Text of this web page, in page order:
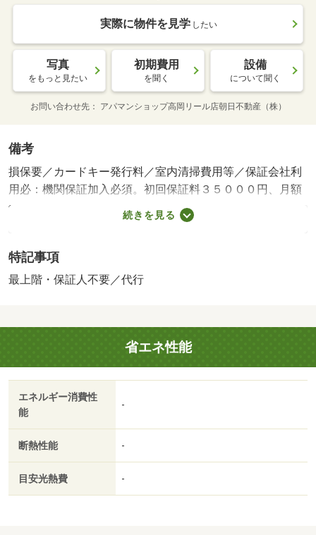
実際に物件を見学 したい
写真
をもっと見たい
初期費用
を聞く
設備
について聞く
お問い合わせ先 アパマンショップ高岡リール店朝日不動産（株）
備考
損保要／カードキー発行料／室内清掃費用等／保証会社利
用必：機関保証加入必須。初回保証料３５０００円、月額
保証料賃料等総額の１％＋８００円／月（その他商品あ
り）／［退去時費用 退去費用実費精算※故意・過失等別
認いただけます。 ルームクリーニング料金にエアコンク
リーニング費用を含みます。 保証会社：株式会社イン
／シューズボックス／システムキッチン／追焚機能浴室／
温水洗浄便座／脱衣所／洗面所独立／洗面化粧台／２口コ
ンロ／駐輪場／ＣＡＴＶ／即入居可／最上階／敷金不要／
対面式キッチン／ＩＨクッキングヒーター／照明付／保証
人不要／カードキー／２沿線利用可／物置／ネット使用料
不要／２４時間換気システム／２駅利用可／融雪機／敷地
洗面化粧台／室内物干機／ＢＳ／保証会社利用可／ＩＴ重
説 対応物件／ローソン（コンビニ）まで４８８ｍ／ファ
ミリーマート（コンビニ）まで６０４ｍ／ファミリーマー
続きを見る
特記事項
最上階・保証人不要／代行
省エネ性能
エネルギー消費性
能
-
断熱性能 -
目安光熱費 -